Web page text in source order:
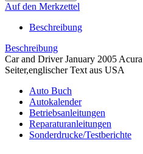
Auf den Merkzettel
Beschreibung
Beschreibung
Car and Driver January 2005
Seiter,englischer Text aus USA
Auto Buch
Autokalender
Betriebsanleitungen
Reparaturanleitungen
Sonderdrucke/Testberichte